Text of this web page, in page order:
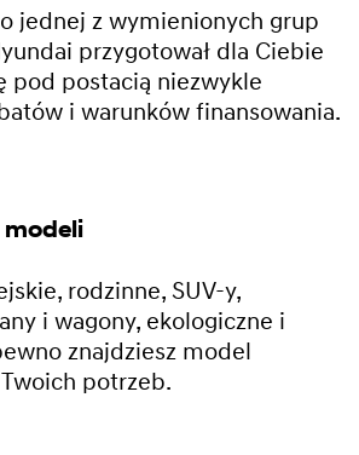
jednej z wymienionych grup
przygotował dla Ciebie
pod postacią niezwykle
i warunków finansowania.
modeli
rodzinne, SUV-y,
i wagony, ekologiczne i
znajdziesz model
potrzeb.